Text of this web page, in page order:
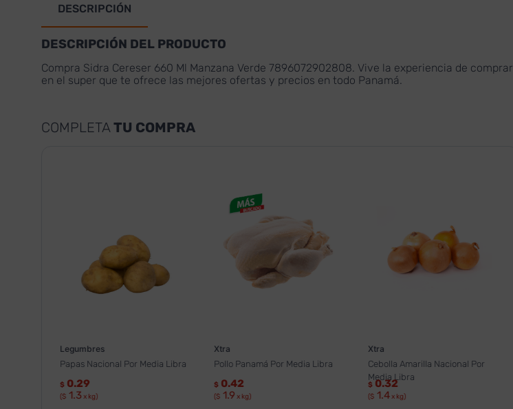
DESCRIPCIÓN
DESCRIPCIÓN DEL PRODUCTO
Compra Sidra Cereser 660 Ml Manzana Verde 7896072902808. Vive la experiencia de comprar
en el super que te ofrece las mejores ofertas y precios en todo Panamá.
COMPLETATU COMPRA
Legumbres
Papas Nacional Por Media Libra
$ 0.29
($ 1.3 x kg)
Xtra
Pollo Panamá Por Media Libra
$ 0.42
($ 1.9 x kg)
Xtra
Cebolla Amarilla Nacional Por
Media Libra
$ 0.32
($ 1.4x kg)